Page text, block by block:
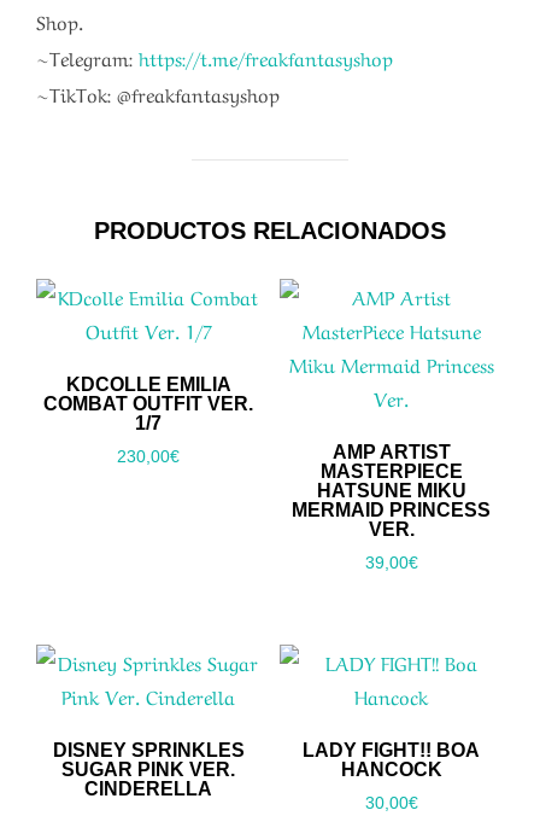
Shop.
~Telegram: https://t.me/freakfantasyshop
~TikTok: @freakfantasyshop
PRODUCTOS RELACIONADOS
KDCOLLE EMILIA
COMBAT OUTFIT VER.
1/7
230,00€
AMP ARTIST
MASTERPIECE
HATSUNE MIKU
MERMAID PRINCESS
VER.
39,00€
DISNEY SPRINKLES
SUGAR PINK VER.
CINDERELLA
LADY FIGHT!! BOA
HANCOCK
30,00€